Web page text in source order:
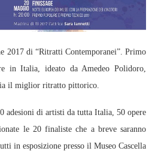
2017 di “Ritratti Contemporanei”. Primo
in Italia, ideato da Amedeo Polidoro,
il miglior ritratto pittorico.
adesioni di artisti da tutta Italia, 50 opere
le 20 finaliste che a breve saranno
in esposizione presso il Museo Cascella